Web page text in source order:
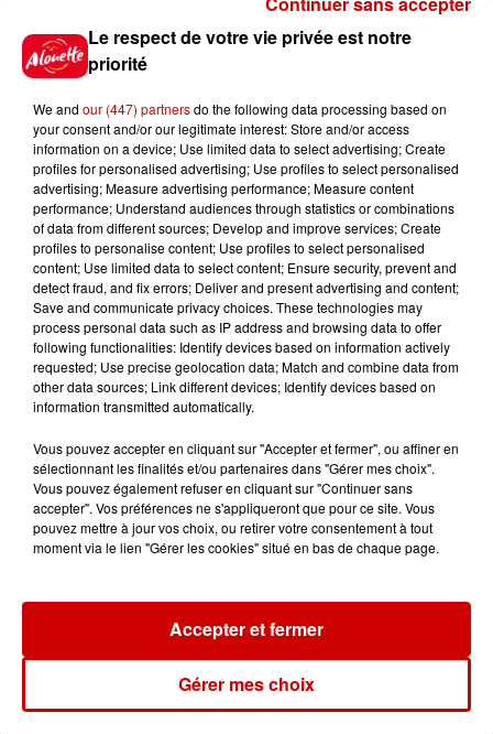
peut coûter très cher
14h03
Invasion de physalies sur des
plages du Sud-Ouest
11h51
À LA UNE : affaire Manon
Relandeau, musée cambriolé et
Amel Bent en...
Jeux Voir plus
Gagnez vos places pour le
Festival du Roi Arthur 2026 !
Le respect de votre vie privée est notre
priorité
We and our (447) partnersdo the following data processing based on
your consent and/or our legitimate interest: Store and/or access
information on a device; Use limited data to select advertising; Create
profiles for personalised advertising; Use profiles to select personalised
advertising; Measure advertising performance; Measure content
performance; Understand audiences through statistics or combinations
of data from different sources; Develop and improve services; Create
profiles to personalise content; Use profiles to select personalised
content; Use limited data to select content; Ensure security, prevent and
detect fraud, and fix errors; Deliver and present advertising and content;
Save and communicate privacy choices. These technologies may
process personal data such as IP address and browsing data to offer
following functionalities: Identify devices based on information actively
requested; Use precise geolocation data; Match and combine data from
other data sources; Link different devices; Identify devices based on
information transmitted automatically.
Vous pouvez accepter en cliquant sur "Accepter et fermer", ou affiner en
sélectionnant les finalités et/ou partenaires dans "Gérer mes choix".
Vous pouvez également refuser en cliquant sur "Continuer sans
accepter". Vos préférences ne s'appliqueront que pour ce site. Vous
pouvez mettre à jour vos choix, ou retirer votre consentement à tout
moment via le lien "Gérer les cookies" situé en bas de chaque page.
Gérer mes choix
Accepter et fermer